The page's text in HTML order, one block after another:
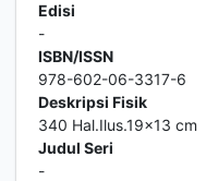
Edisi
-
ISBN/ISSN
978-602-06-3317-6
Deskripsi Fisik
340 Hal.Ilus.19x13 cm
Judul Seri
-